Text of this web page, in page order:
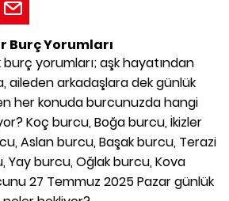
Burç Yorumları
yorumları; aşk hayatından
aileden arkadaşlara dek günlük
her konuda burcunuzda hangi
Koç burcu, Boğa burcu, İkizler
Aslan burcu, Başak burcu, Terazi
Yay burcu, Oğlak burcu, Kova
27 Temmuz 2025 Pazar günlük